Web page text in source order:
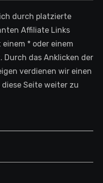
durch platzierte
Affiliate Links
* oder einem
Durch das Anklicken der
verdienen wir einen
Seite weiter zu